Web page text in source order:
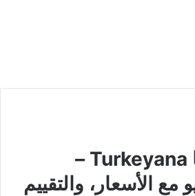
مطعم تركيانا Turkeyana –
مع الأسعار، والتقييم